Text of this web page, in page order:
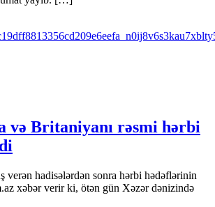
və Britaniyanı rəsmi hərbi
verən hadisələrdən sonra hərbi hədəflərinin
xəbər verir ki, ötən gün Xəzər dənizində